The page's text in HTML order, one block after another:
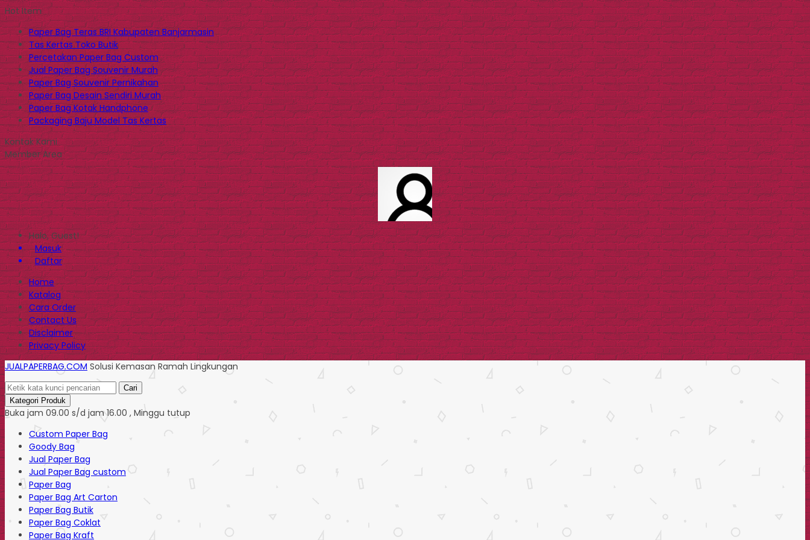
Hot Item
Paper Bag Teras BRI Kabupaten Banjarmasin
Tas Kertas Toko Butik
Percetakan Paper Bag Custom
Jual Paper Bag Souvenir Murah
Paper Bag Souvenir Pernikahan
Paper Bag Desain Sendiri Murah
Paper Bag Kotak Handphone
Packaging Baju Model Tas Kertas
Kontak Kami
Member Area
Halo, Guest!
Masuk
Daftar
Home
Katalog
Cara Order
Contact Us
Disclaimer
Privacy Policy
JUALPAPERBAG.COM Solusi Kemasan Ramah Lingkungan
Cari
Kategori Produk
Buka jam 09.00 s/d jam 16.00 , Minggu tutup
Custom Paper Bag
Goody Bag
Jual Paper Bag
Jual Paper Bag custom
Paper Bag
Paper Bag Art Carton
Paper Bag Butik
Paper Bag Coklat
Paper Bag Kraft